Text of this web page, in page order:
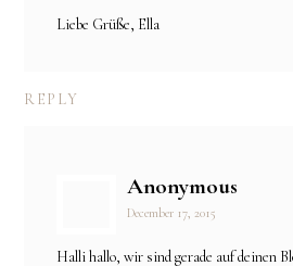
Liebe Grüße, Ella
REPLY
Anonymous
December 17, 2015
Halli hallo, wir sind gerade auf deinen